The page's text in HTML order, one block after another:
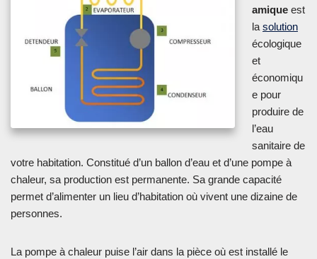
amique est
la solution
écologique
et
économiqu
e pour
produire de
l’eau
sanitaire de
votre habitation. Constitué d’un ballon d’eau et d’une pompe à
chaleur, sa production est permanente. Sa grande capacité
permet d’alimenter un lieu d’habitation où vivent une dizaine de
personnes.
La pompe à chaleur puise l’air dans la pièce où est installé le